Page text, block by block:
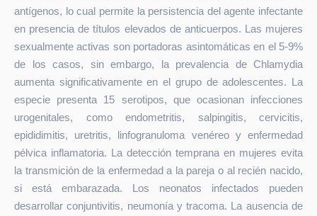
antígenos, lo cual permite la persistencia del agente infectante
en presencia de títulos elevados de anticuerpos. Las mujeres
sexualmente activas son portadoras asintomáticas en el 5-9%
de los casos, sin embargo, la prevalencia de Chlamydia
aumenta significativamente en el grupo de adolescentes. La
especie presenta 15 serotipos, que ocasionan infecciones
urogenitales, como endometritis, salpingitis, cervicitis,
epididimitis, uretritis, linfogranuloma venéreo y enfermedad
pélvica inflamatoria. La detección temprana en mujeres evita
la transmición de la enfermedad a la pareja o al recién nacido,
si está embarazada. Los neonatos infectados pueden
desarrollar conjuntivitis, neumonía y tracoma. La ausencia de